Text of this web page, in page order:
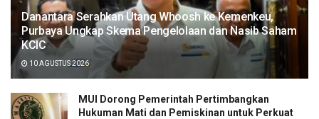
Danantara Serahkan Utang Whoosh ke Kemenkeu,
Purbaya Ungkap Skema Pengelolaan dan Nasib Saham
KCIC
10 AGUSTUS 2026
MUI Dorong Pemerintah Pertimbangkan
Hukuman Mati dan Pemiskinan untuk Perkuat